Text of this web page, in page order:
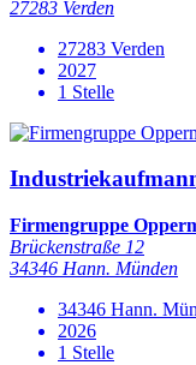
27283 Verden
27283 Verden
2027
1 Stelle
Firmengruppe
Brückenstraße 12
34346 Hann. Münden
34346 Hann.
2026
1 Stelle